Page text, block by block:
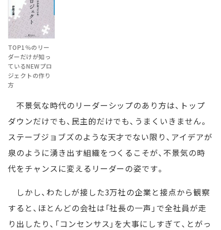
TOP1％のリー
ダーだけが知っ
ているNEWプロ
ジェクトの作り
方
不景気な時代のリーダーシップのあり方は、トップ
ダウンだけでも、民主的だけでも、うまくいきません。
ステーブジョブズのような天才でない限り、アイデアが
泉のように湧き出す組織をつくるこそが、不景気の時
代をチャンスに変えるリーダーの姿です。
しかし、わたしが接した3万社の企業と接点から観察
すると、ほとんどの会社は「社長の一声」で全社員が走
り出したり、「コンセンサス」を大事にしすぎて、とがっ